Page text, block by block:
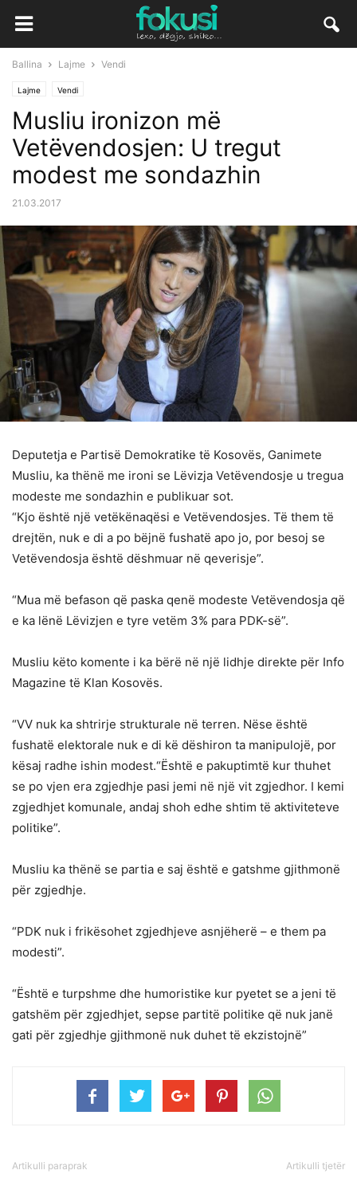
Ballina Lajme Vendi
Lajme Vendi
Musliu ironizon më
Vetëvendosjen: U tregut
modest me sondazhin
21.03.2017
Deputetja e Partisë Demokratike të Kosovës, Ganimete
Musliu, ka thënë me ironi se Lëvizja Vetëvendosje u tregua
modeste me sondazhin e publikuar sot.
“Kjo është një vetëkënaqësi e Vetëvendosjes. Të them të
drejtën, nuk e di a po bëjnë fushatë apo jo, por besoj se
Vetëvendosja është dëshmuar në qeverisje”.
“Mua më befason që paska qenë modeste Vetëvendosja që
e ka lënë Lëvizjen e tyre vetëm 3% para PDK-së”.
Musliu këto komente i ka bërë në një lidhje direkte për Info
Magazine të Klan Kosovës.
“VV nuk ka shtrirje strukturale në terren. Nëse është
fushatë elektorale nuk e di kë dëshiron ta manipulojë, por
kësaj radhe ishin modest.“Është e pakuptimtë kur thuhet
se po vjen era zgjedhje pasi jemi në një vit zgjedhor. I kemi
zgjedhjet komunale, andaj shoh edhe shtim të aktiviteteve
politike”.
Musliu ka thënë se partia e saj është e gatshme gjithmonë
për zgjedhje.
“PDK nuk i frikësohet zgjedhjeve asnjëherë – e them pa
modesti”.
“Është e turpshme dhe humoristike kur pyetet se a jeni të
gatshëm për zgjedhjet, sepse partitë politike që nuk janë
gati për zgjedhje gjithmonë nuk duhet të ekzistojnë”
Artikulli paraprak Artikulli tjetër